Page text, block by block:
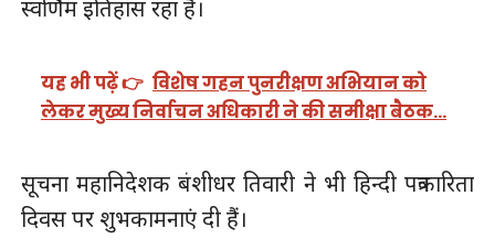
स्वर्णिम इतिहास रहा है।
यह भी पढ़ें 👉 विशेष गहन पुनरीक्षण अभियान को
लेकर मुख्य निर्वाचन अधिकारी ने की समीक्षा बैठक…
सूचना महानिदेशक बंशीधर तिवारी ने भी हिन्दी पत्रकारिता
दिवस पर शुभकामनाएं दी हैं।